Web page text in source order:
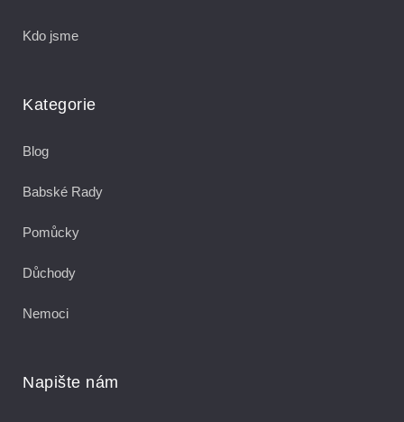
Kdo jsme
Kategorie
Blog
Babské Rady
Pomůcky
Důchody
Nemoci
Napište nám